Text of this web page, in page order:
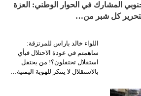
المشارك في الحوار الوطني: العزة
بتحرير كل شبر من…
اللواء خالد باراس للمرتزقة:
ساهمتم في عودة الاحتلال فبأي
استقلال تحتفلون؟! من يحتفل
بالاستقلال لا يتنكر للهوية اليمنية…